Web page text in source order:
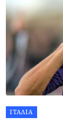
ΙΤΑΛΊΑ